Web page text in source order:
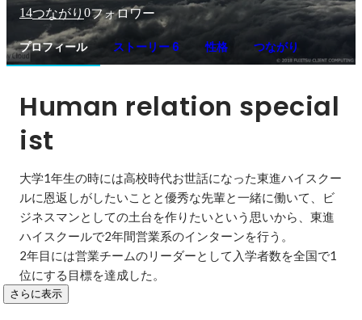
14つながり 0フォロワー
プロフィール ストーリー 6 性格 つながり
Human relation special
ist
大学1年生の時には高校時代お世話になった東進ハイスクー
ルに恩返しがしたいことと優秀な先輩と一緒に働いて、ビ
ジネスマンとしての土台を作りたいという思いから、東進
ハイスクールで2年間営業系のインターンを行う。
2年目には営業チームのリーダーとして入学者数を全国で1
位にする目標を達成した。
さらに表示